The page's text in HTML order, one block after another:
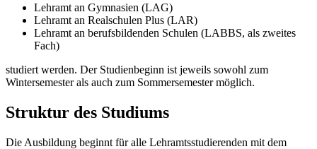
Lehramt an Gymnasien (LAG)
Lehramt an Realschulen Plus (LAR)
Lehramt an berufsbildenden Schulen (LABBS, als zweites
Fach)
studiert werden. Der Studienbeginn ist jeweils sowohl zum
Wintersemester als auch zum Sommersemester möglich.
Struktur des Studiums
Die Ausbildung beginnt für alle Lehramtsstudierenden mit dem